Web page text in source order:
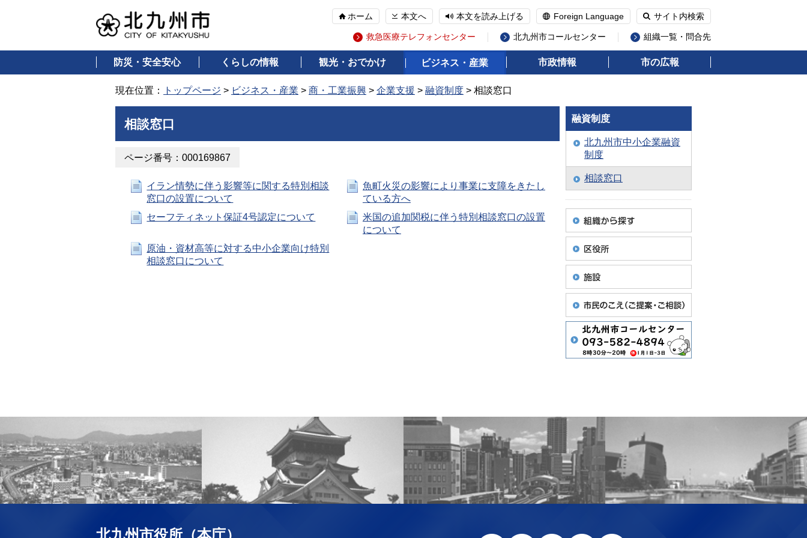
ホーム 本文へ 本文を読み上げる Foreign Language サイト内検索
救急医療テレフォンセンター 北九州市コールセンター 組織一覧・問合先
防災・安全安心 くらしの情報 観光・おでかけ ビジネス・産業 市政情報 市の広報
現在位置： トップページ > ビジネス・産業 > 商・工業振興 > 企業支援 > 融資制度 > 相談窓口
相談窓口
ページ番号：000169867
イラン情勢に伴う影響等に関する特別相談
窓口の設置について
魚町火災の影響により事業に支障をきたし
ている方へ
セーフティネット保証4号認定について
米国の追加関税に伴う特別相談窓口の設置
について
原油・資材高等に対する中小企業向け特別
相談窓口について
融資制度
北九州市中小企業融資
制度
相談窓口
北九州市役所（本庁）